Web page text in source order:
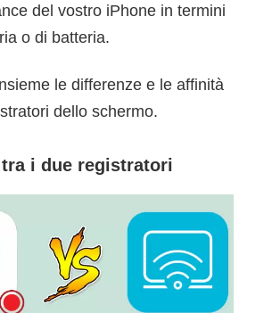
del vostro iPhone in termini
o di batteria.
le differenze e le affinità
dello schermo.
i due registratori